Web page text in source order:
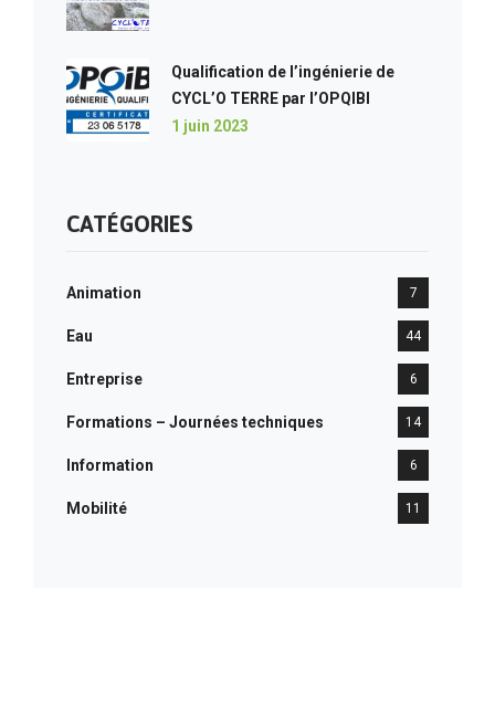
Qualification de l’ingénierie de
CYCL’O TERRE par l’OPQIBI
1 juin 2023
CATÉGORIES
Animation 7
Eau 44
Entreprise 6
Formations – Journées techniques 14
Information 6
Mobilité 11